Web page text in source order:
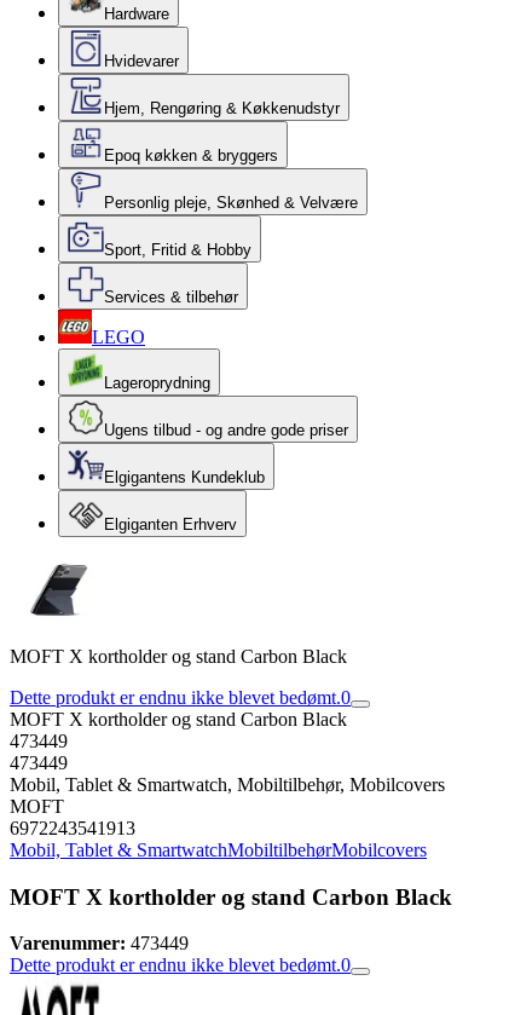
Hardware
Hvidevarer
Hjem, Rengøring & Køkkenudstyr
Epoq køkken & bryggers
Personlig pleje, Skønhed & Velvære
Sport, Fritid & Hobby
Services & tilbehør
LEGO
Lageroprydning
Ugens tilbud - og andre gode priser
Elgigantens Kundeklub
Elgiganten Erhverv
MOFT X kortholder og stand Carbon Black
Dette produkt er endnu ikke blevet bedømt.0
MOFT X kortholder og stand Carbon Black
473449
473449
Mobil, Tablet & Smartwatch, Mobiltilbehør, Mobilcovers
MOFT
6972243541913
Mobil, Tablet & SmartwatchMobiltilbehørMobilcovers
MOFT X kortholder og stand Carbon Black
Varenummer: 473449
Dette produkt er endnu ikke blevet bedømt.0